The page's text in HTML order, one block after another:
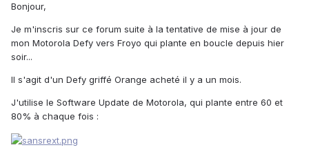
Bonjour,
Je m'inscris sur ce forum suite à la tentative de mise à jour de
mon Motorola Defy vers Froyo qui plante en boucle depuis hier
soir...
Il s'agit d'un Defy griffé Orange acheté il y a un mois.
J'utilise le Software Update de Motorola, qui plante entre 60 et
80% à chaque fois :